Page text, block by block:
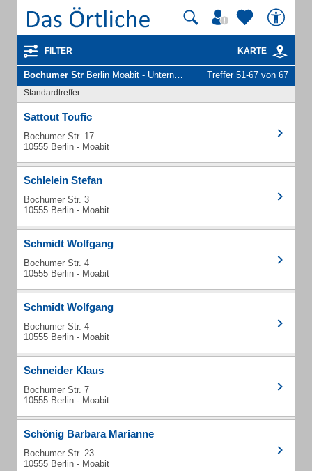
FILTER KARTE
Bochumer Str Berlin Moabit - Unternehmen und Personen Treffer 51-67 von 67
Standardtreffer
Sattout Toufic
Bochumer Str. 17
10555 Berlin - Moabit
Schlelein Stefan
Bochumer Str. 3
10555 Berlin - Moabit
Schmidt Wolfgang
Bochumer Str. 4
10555 Berlin - Moabit
Schmidt Wolfgang
Bochumer Str. 4
10555 Berlin - Moabit
Schneider Klaus
Bochumer Str. 7
10555 Berlin - Moabit
Schönig Barbara Marianne
Bochumer Str. 23
10555 Berlin - Moabit